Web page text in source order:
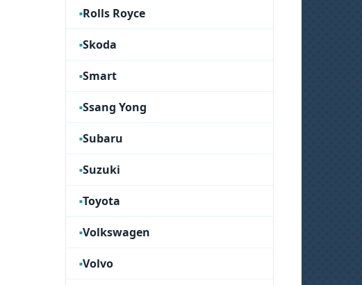
Rolls Royce
Skoda
Smart
Ssang Yong
Subaru
Suzuki
Toyota
Volkswagen
Volvo